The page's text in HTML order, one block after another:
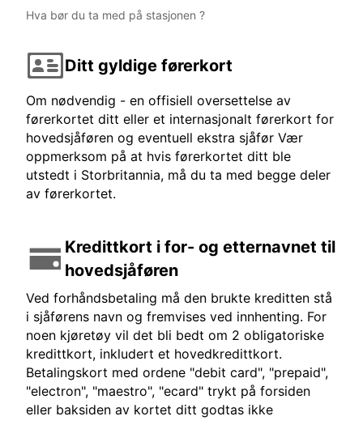
Hva bør du ta med på stasjonen ?
Ditt gyldige førerkort
Om nødvendig - en offisiell oversettelse av
førerkortet ditt eller et internasjonalt førerkort for
hovedsjåføren og eventuell ekstra sjåfør Vær
oppmerksom på at hvis førerkortet ditt ble
utstedt i Storbritannia, må du ta med begge deler
av førerkortet.
Kredittkort i for- og etternavnet til
hovedsjåføren
Ved forhåndsbetaling må den brukte kreditten stå
i sjåførens navn og fremvises ved innhenting. For
noen kjøretøy vil det bli bedt om 2 obligatoriske
kredittkort, inkludert et hovedkredittkort.
Betalingskort med ordene "debit card", "prepaid",
"electron", "maestro", "ecard" trykt på forsiden
eller baksiden av kortet ditt godtas ikke